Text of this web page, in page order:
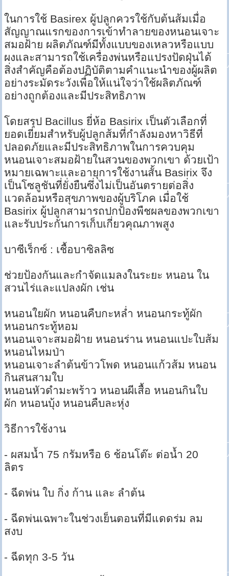
ในการใช้ Basirex ผู้ปลูกควรใช้กับต้นส้มเมื่อ
สัญญาณแรกของการเข้าทำลายของหนอนเจาะ
สมอฝ้าย ผลิตภัณฑ์มีทั้งแบบของเหลวหรือแบบ
ผงและสามารถใช้เครื่องพ่นหรือแปรงปัดฝุ่นได้
สิ่งสำคัญคือต้องปฏิบัติตามคำแนะนำของผู้ผลิต
อย่างระมัดระวังเพื่อให้แน่ใจว่าใช้ผลิตภัณฑ์
อย่างถูกต้องและมีประสิทธิภาพ
โดยสรุป Bacillus ยี่ห้อ Basirix เป็นตัวเลือกที่
ยอดเยี่ยมสำหรับผู้ปลูกส้มที่กำลังมองหาวิธีที่
ปลอดภัยและมีประสิทธิภาพในการควบคุม
หนอนเจาะสมอฝ้ายในสวนของพวกเขา ด้วยเป้า
หมายเฉพาะและอายุการใช้งานสั้น Basirix จึง
เป็นโซลูชันที่ยั่งยืนซึ่งไม่เป็นอันตรายต่อสิ่ง
แวดล้อมหรือสุขภาพของผู้บริโภค เมื่อใช้
Basirix ผู้ปลูกสามารถปกป้องพืชผลของพวกเขา
และรับประกันการเก็บเกี่ยวคุณภาพสูง
บาซีเร็กซ์ : เชื้อบาซิลลิซ
ช่วยป้องกันและกำจัดแมลงในระยะ หนอน ใน
สวนไร่และแปลงผัก เช่น
หนอนใยผัก หนอนคืบกะหล่ำ หนอนกระทู้ผัก
หนอนกระทู้หอม
หนอนเจาะสมอฝ้าย หนอนร่าน หนอนแปะใบส้ม
หนอนไหมป่า
หนอนเจาะลำต้นข้าวโพด หนอนแก้วส้ม หนอน
กินสนสามใบ
หนอนหัวดำมะพร้าว หนอนผีเสื้อ หนอนกินใบ
ผัก หนอนบุ้ง หนอนคืบละหุ่ง
วิธีการใช้งาน
- ผสมน้ำ 75 กรัมหรือ 6 ช้อนโต๊ะ ต่อน้ำ 20
ลิตร
- ฉีดพ่น ใบ กิ่ง ก้าน และ ลำต้น
- ฉีดพ่นเฉพาะในช่วงเย็นตอนที่มีแดดร่ม ลม
สงบ
- ฉีดทุก 3-5 วัน